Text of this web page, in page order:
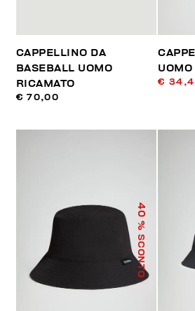
CAPPELLINO DA
BASEBALL UOMO
RICAMATO
€ 70,00
UOMO
€
40
% SCONTO